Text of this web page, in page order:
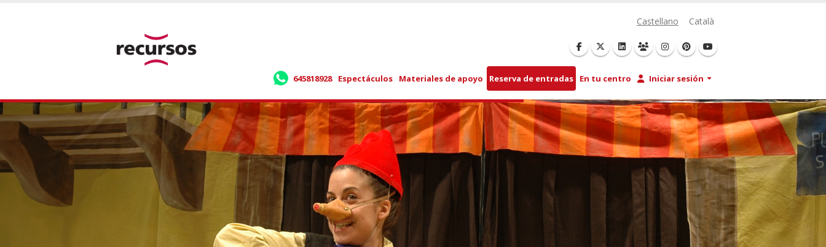
Castellano Català
645818928 Espectáculos Materiales de apoyo Reserva de entradas En tu centro Iniciar sesión